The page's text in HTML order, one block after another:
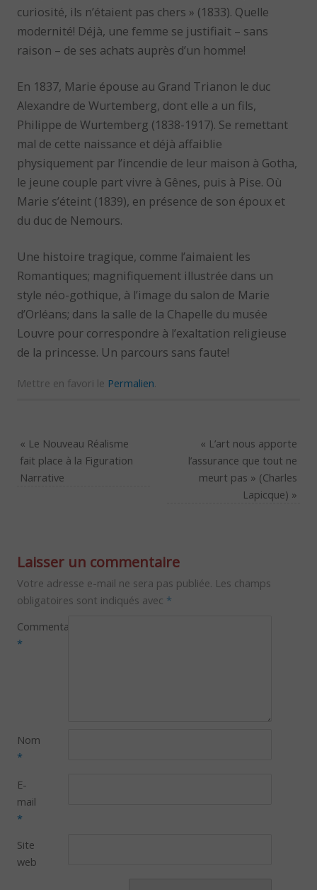
curiosité, ils n’étaient pas chers » (1833). Quelle
modernité! Déjà, une femme se justifiait – sans
raison – de ses achats auprès d’un homme!
En 1837, Marie épouse au Grand Trianon le duc
Alexandre de Wurtemberg, dont elle a un fils,
Philippe de Wurtemberg (1838-1917). Se remettant
mal de cette naissance et déjà affaiblie
physiquement par l’incendie de leur maison à Gotha,
le jeune couple part vivre à Gênes, puis à Pise. Où
Marie s’éteint (1839), en présence de son époux et
du duc de Nemours.
Une histoire tragique, comme l’aimaient les
Romantiques; magnifiquement illustrée dans un
style néo-gothique, à l’image du salon de Marie
d’Orléans; dans la salle de la Chapelle du musée
Louvre pour correspondre à l’exaltation religieuse
de la princesse. Un parcours sans faute!
Mettre en favori le Permalien
« Le Nouveau Réalisme
fait place à la Figuration
Narrative
« L’art nous apporte
l’assurance que tout ne
meurt pas » (Charles
Lapicque) »
Laisser un commentaire
Votre adresse e-mail ne sera pas publiée. Les champs
obligatoires sont indiqués avec *
Commentaire
*
Nom
*
E-
mail
*
Site
web